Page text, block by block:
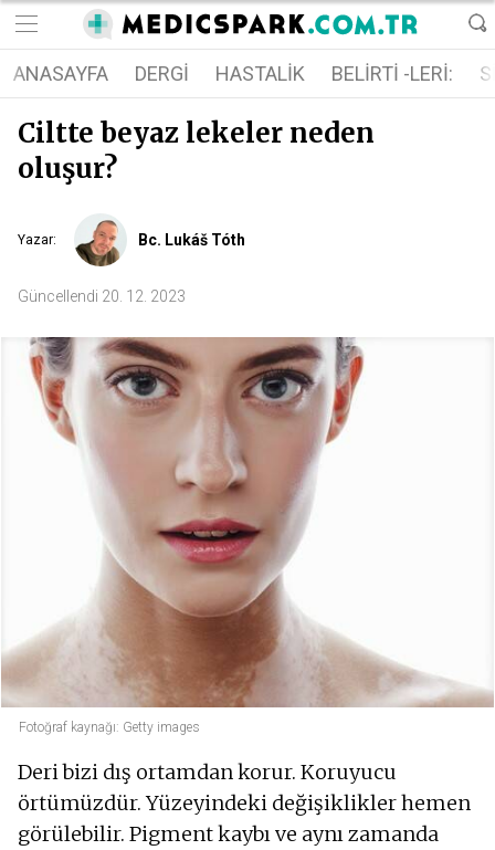
ANASAYFA DERGI HASTALIK BELIRTI -LERI:
Ciltte beyaz lekeler neden
oluşur?
Yazar: Bc. Lukáš Tóth
Güncellendi 20. 12. 2023
Fotoğraf kaynağı: Getty images
Deri bizi dış ortamdan korur. Koruyucu
örtümüzdür. Yüzeyindeki değişiklikler hemen
görülebilir. Pigment kaybı ve aynı zamanda